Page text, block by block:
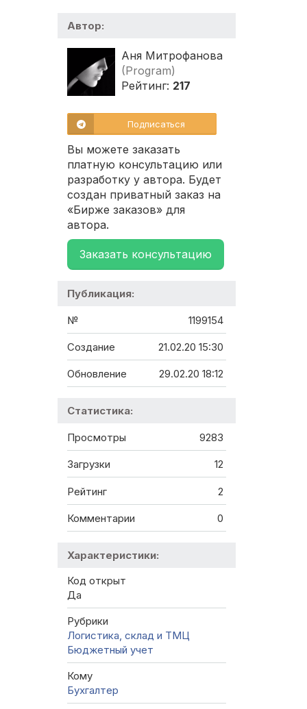
Автор:
Аня Митрофанова
(Program)
Рейтинг: 217
Подписаться
Вы можете заказать
платную консультацию или
разработку у автора. Будет
создан приватный заказ на
«Бирже заказов» для
автора.
Заказать консультацию
Публикация:
№ 1199154
Создание 21.02.20 15:30
Обновление 29.02.20 18:12
Статистика:
Просмотры 9283
Загрузки 12
Рейтинг 2
Комментарии 0
Характеристики:
Код открыт
Да
Рубрики
Логистика, склад и ТМЦ
Бюджетный учет
Кому
Бухгалтер